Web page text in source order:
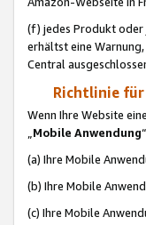
(f) jedes Produkt oder
erhältst eine
Central
Richtlinie für
Wenn Ihre Website
„Mobile Anwendung
(a) Ihre Mobile
(b) Ihre Mobile
(c) Ihre Mobile